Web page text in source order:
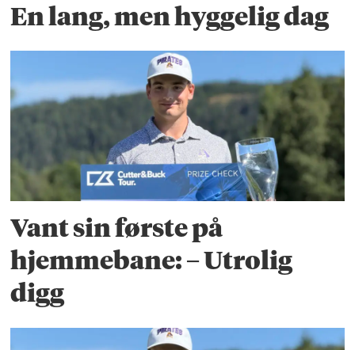
En lang, men hyggelig dag
Vant sin første på
hjemmebane: – Utrolig
digg